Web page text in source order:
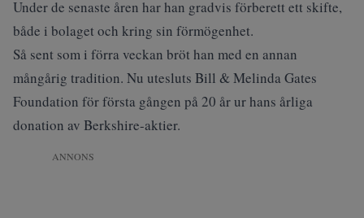
Under de senaste åren har han gradvis förberett ett skifte,
både i bolaget och kring sin förmögenhet.
Så sent som i förra veckan bröt han med en annan
mångårig tradition. Nu utesluts Bill & Melinda Gates
Foundation för första gången på 20 år ur hans årliga
donation av Berkshire-aktier.
ANNONS